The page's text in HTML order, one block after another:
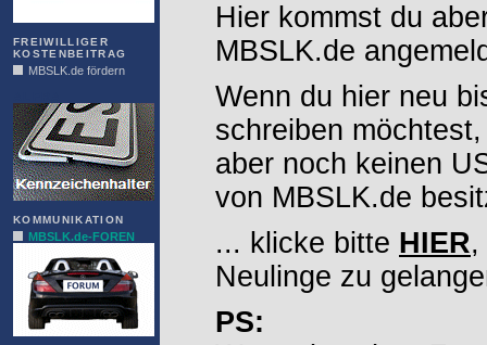
FREIWILLIGER
KOSTENBEITRAG
MBSLK.de fördern
KOMMUNIKATION
MBSLK.de-FOREN
Hier kommst du
MBSLK.de
Wenn du hier neu
schreiben möchtest,
aber noch keinen
von MBSLK.de
... klicke bitte HIER,
Neulinge zu
PS: